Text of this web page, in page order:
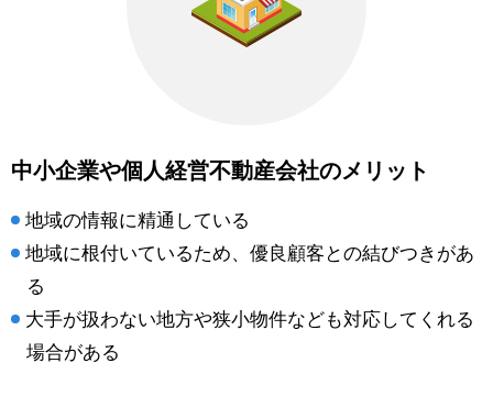
中小企業や個人経営不動産会社のメリット
地域の情報に精通している
地域に根付いているため、優良顧客との結びつきがあ
る
大手が扱わない地方や狭小物件なども対応してくれる
場合がある